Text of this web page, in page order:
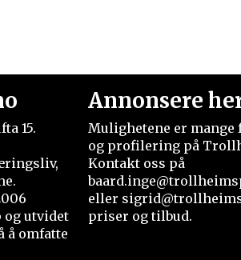
15.
og utvidet
å omfatte
Annonsere
Mulighetene er
og profilering på
Kontakt oss på
eller
priser og tilbud.